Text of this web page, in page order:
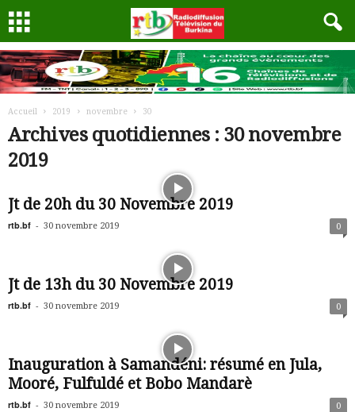
Accueil 2019 novembre 30
Archives quotidiennes : 30 novembre
2019
Jt de 20h du 30 Novembre 2019
rtb.bf - 30 novembre 2019 0
Jt de 13h du 30 Novembre 2019
rtb.bf - 30 novembre 2019 0
Inauguration à Samandéni: résumé en Jula,
Mooré, Fulfuldé et Bobo Mandarè
rtb.bf - 30 novembre 2019 0